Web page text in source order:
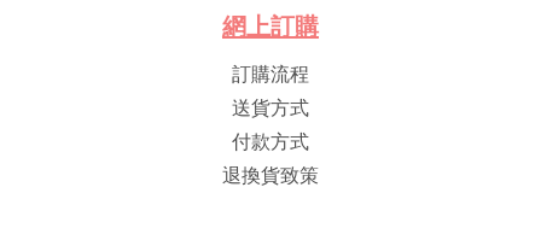
網上訂購
訂購流程
送貨方式
付款方式
退換貨致策